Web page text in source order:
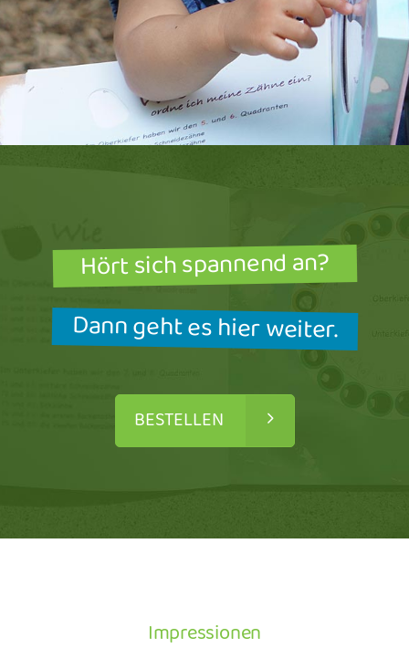
Hört sich spannend an?
Dann geht es hier weiter.
BESTELLEN
Impressionen